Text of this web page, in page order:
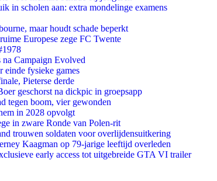
in scholen aan: extra mondelinge examens
maar houdt schade beperkt
Europese zege FC Twente
Campaign Evolved
einde fysieke games
Pieterse derde
geschorst na dickpic in groepsapp
tegen boom, vier gewonden
in 2028 opvolgt
in zware Ronde van Polen-rit
trouwen soldaten voor overlijdensuitkering
Kaagman op 79-jarige leeftijd overleden
early access tot uitgebreide GTA VI trailer